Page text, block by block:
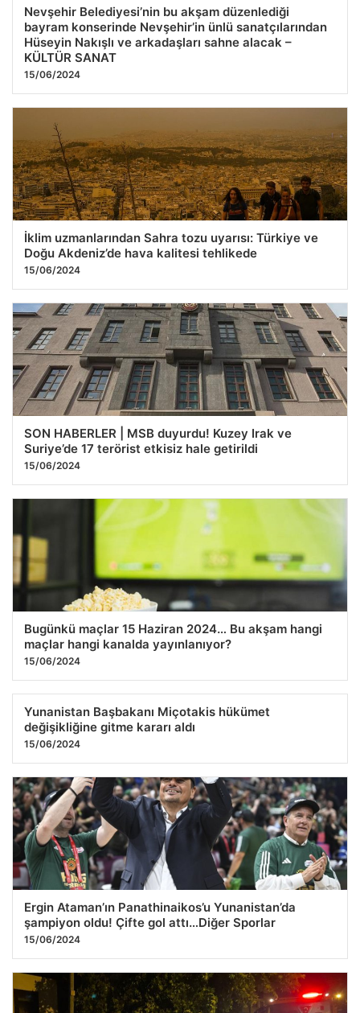
Nevşehir Belediyesi’nin bu akşam düzenlediği
bayram konserinde Nevşehir’in ünlü sanatçılarından
Hüseyin Nakışlı ve arkadaşları sahne alacak –
KÜLTÜR SANAT
15/06/2024
İklim uzmanlarından Sahra tozu uyarısı: Türkiye ve
Doğu Akdeniz’de hava kalitesi tehlikede
15/06/2024
SON HABERLER | MSB duyurdu! Kuzey Irak ve
Suriye’de 17 terörist etkisiz hale getirildi
15/06/2024
Bugünkü maçlar 15 Haziran 2024… Bu akşam hangi
maçlar hangi kanalda yayınlanıyor?
15/06/2024
Yunanistan Başbakanı Miçotakis hükümet
değişikliğine gitme kararı aldı
15/06/2024
Ergin Ataman’ın Panathinaikos’u Yunanistan’da
şampiyon oldu! Çifte gol attı…Diğer Sporlar
15/06/2024